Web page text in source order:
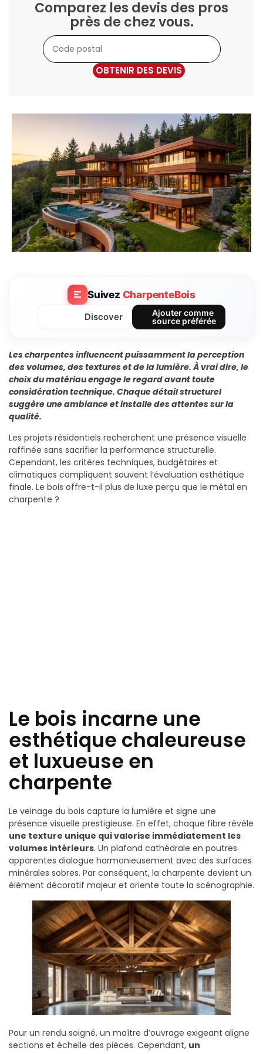
Comparez les devis des pros
près de chez vous.
OBTENIR DES DEVIS
Suivez CharpenteBois
Discover
Ajouter comme
source préférée
Les charpentes influencent puissamment la perception
des volumes, des textures et de la lumière. À vrai dire, le
choix du matériau engage le regard avant toute
considération technique. Chaque détail structurel
suggère une ambiance et installe des attentes sur la
qualité.
Les projets résidentiels recherchent une présence visuelle
raffinée sans sacrifier la performance structurelle.
Cependant, les critères techniques, budgétaires et
climatiques compliquent souvent l’évaluation esthétique
finale. Le bois offre-t-il plus de luxe perçu que le métal en
charpente ?
Le bois incarne une
esthétique chaleureuse
et luxueuse en
charpente
Le veinage du bois capture la lumière et signe une
présence visuelle prestigieuse. En effet, chaque fibre révèle
une texture unique qui valorise immédiatement les
volumes intérieurs. Un plafond cathédrale en poutres
apparentes dialogue harmonieusement avec des surfaces
minérales sobres. Par conséquent, la charpente devient un
élément décoratif majeur et oriente toute la scénographie.
Pour un rendu soigné, un maître d’ouvrage exigeant aligne
sections et échelle des pièces. Cependant, un